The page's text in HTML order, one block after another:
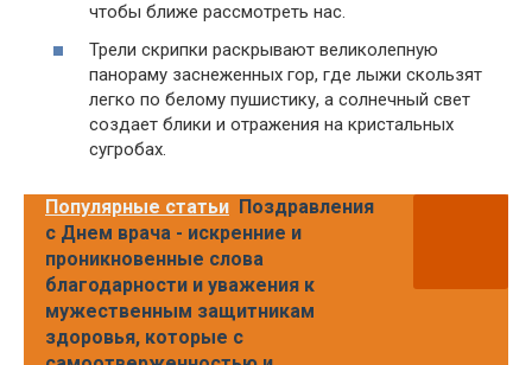
чтобы ближе рассмотреть нас.
Трели скрипки раскрывают великолепную
панораму заснеженных гор, где лыжи скользят
легко по белому пушистику, а солнечный свет
создает блики и отражения на кристальных
сугробах.
Популярные статьи Поздравления
с Днем врача - искренние и
проникновенные слова
благодарности и уважения к
мужественным защитникам
здоровья, которые с